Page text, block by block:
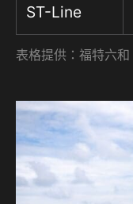
ST-Line
表格提供：福特六和